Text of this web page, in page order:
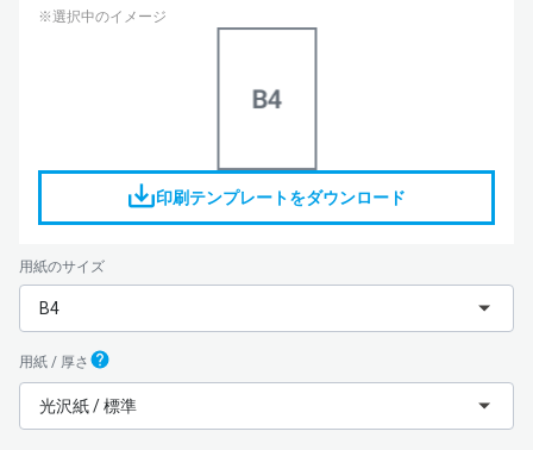
※選択中のイメージ
印刷テンプレートをダウンロード
用紙のサイズ
B4
用紙 / 厚さ
光沢紙 / 標準